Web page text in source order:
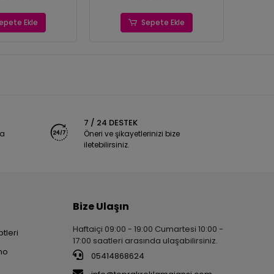
Ekle Sepete Ekle
7 / 24 DESTEK
Öneri ve şikayetlerinizi bize
iletebilirsiniz.
Bize Ulaşın
Haftaiçi 09:00 - 19:00 Cumartesi 10:00 -
17:00 saatleri arasında ulaşabilirsiniz.
05414868624